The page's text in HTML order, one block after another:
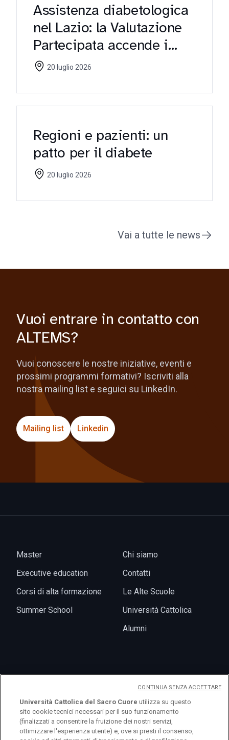
Assistenza diabetologica
nel Lazio: la Valutazione
Partecipata accende i
riflettori sulle criticità
20 luglio 2026
Regioni e pazienti: un
patto per il diabete
20 luglio 2026
Vai a tutte le news
Vuoi entrare in contatto con
ALTEMS?
Vuoi conoscere le nostre iniziative, eventi e
prossimi programmi formativi? Iscriviti alla
nostra mailing list e seguici su LinkedIn.
Mailing list Linkedin
Master
Executive education
Corsi di alta formazione
Summer School
Chi siamo
Contatti
Le Alte Scuole
Università Cattolica
Alumni
Eventi
Università Cattolica del Sacro Cuore utilizza su questo
sito cookie tecnici necessari per il suo funzionamento
(finalizzati a consentire la fruizione dei nostri servizi,
ottimizzare l'esperienza utente) e, ove si presti il consenso,
CONTINUA SENZA ACCETTARE